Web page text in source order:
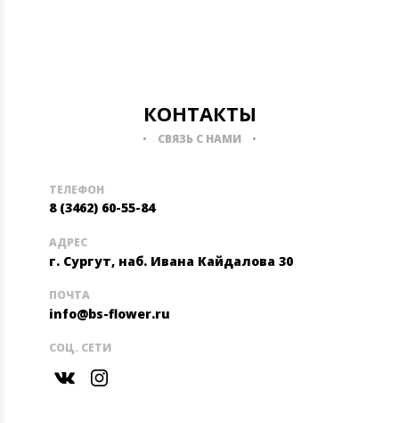
КОНТАКТЫ
СВЯЗЬ С НАМИ
ТЕЛЕФОН
8 (3462) 60-55-84
АДРЕС
г. Сургут, наб. Ивана Кайдалова 30
ПОЧТА
info@bs-flower.ru
СОЦ. СЕТИ